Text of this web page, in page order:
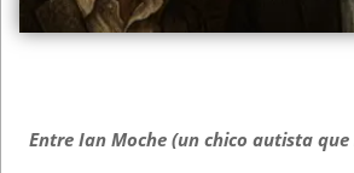
Entre Ian Moche (un chico autista